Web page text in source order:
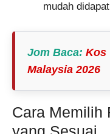
mudah
Jom Baca: Kos
Malaysia 2026
Cara Memilih